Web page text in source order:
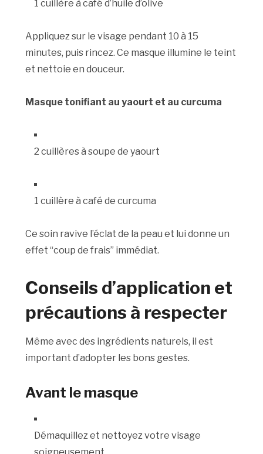
1 cuillère à café d’huile d’olive
Appliquez sur le visage pendant 10 à 15
minutes, puis rincez. Ce masque illumine le teint
et nettoie en douceur.
Masque tonifiant au yaourt et au curcuma
2 cuillères à soupe de yaourt
1 cuillère à café de curcuma
Ce soin ravive l’éclat de la peau et lui donne un
effet “coup de frais” immédiat.
Conseils d’application et
précautions à respecter
Même avec des ingrédients naturels, il est
important d’adopter les bons gestes.
Avant le masque
Démaquillez et nettoyez votre visage